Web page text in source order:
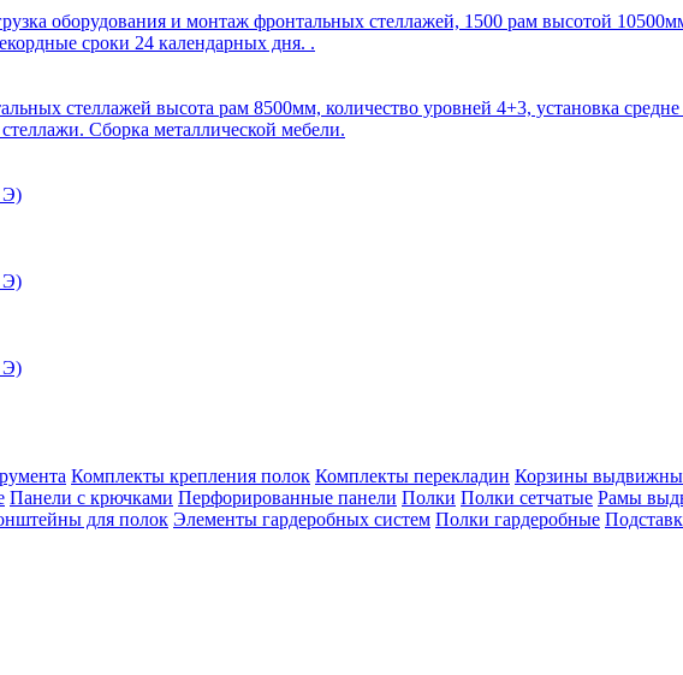
оборудования и монтаж фронтальных стеллажей, 1500 рам высотой
сроки 24 календарных дня. .
стеллажей высота рам 8500мм, количество уровней 4+3, установка средне
Сборка металлической мебели.
Э)
Э)
Э)
Комплекты крепления полок Комплекты перекладин Корзины
Панели с крючками Перфорированные панели Полки Полки сетчатые Рамы
для полок Элементы гардеробных систем Полки гардеробные